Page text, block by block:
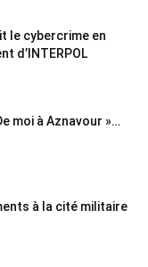
le cybercrime en
d’INTERPOL
moi à Aznavour »…
à la cité militaire